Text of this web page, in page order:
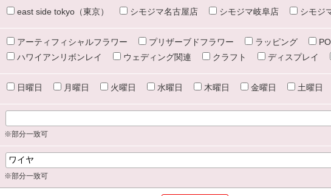
east side tokyo（東京） シモジマ名古屋店 シモジマ岐阜店 シモジ
アーティフィシャルフラワー プリザーブドフラワー ラッピング
ハワイアンリボンレイ
ウェディング関連 クラフト ディスプレイ
日曜日 月曜日 火曜日 水曜日 木曜日 金曜日 土曜日
※部分一致可
※部分一致可